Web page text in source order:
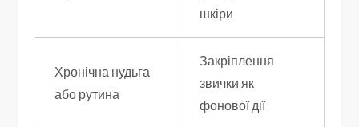
шкіри
Хронічна нудьга
або рутина
Закріплення
звички як
фонової дії